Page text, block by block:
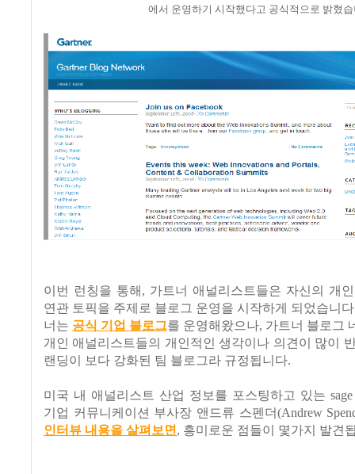
에서 운영하기 시작했다고 공식적으로 밝혔
이번 런칭을 통해, 가트너 애널리스트들은 자신의 개
연관 토픽을 주제로 블로그 운영을 시작하게 되었습니
너는 공식 기업 블로그를 운영해왔으나, 가트너 블로그
개인 애널리스트들의 개인적인 생각이나 의견이 많이
랜딩이 보다 강화된 팀 블로그라 규정됩니다.
미국 내 애널리스트 산업 정보를 포스팅하고 있는
기업 커뮤니케이션 부사장 앤드류 스펜더(Andrew
인터뷰 내용을 살펴보면 , 흥미로운 점들이 몇가지 발견